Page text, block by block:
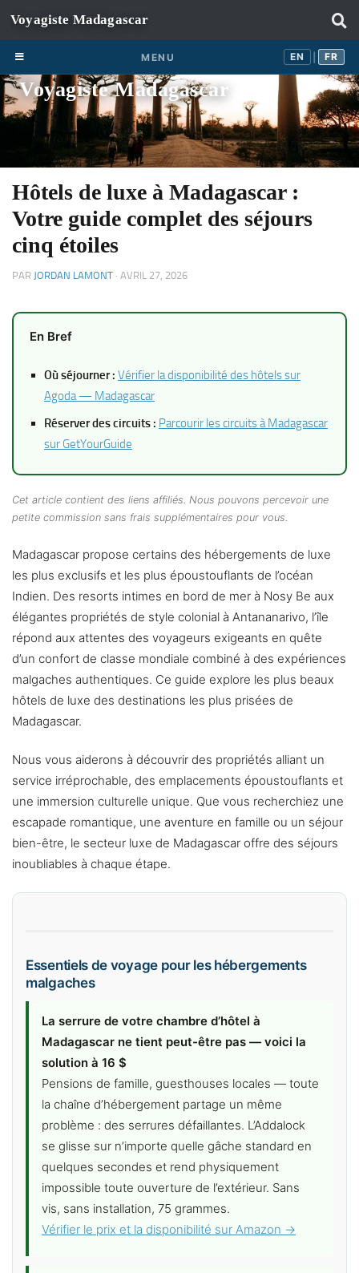
Skip to content
MENU EN FR
Voyagiste Madagascar
Hôtels de luxe à Madagascar :
Votre guide complet des séjours
cinq étoiles
PAR JORDAN LAMONT · AVRIL 27, 2026
En Bref
Où séjourner : Vérifier la disponibilité des hôtels sur
Agoda — Madagascar
Réserver des circuits : Parcourir les circuits à Madagascar
sur GetYourGuide
Cet article contient des liens affiliés. Nous pouvons percevoir une
petite commission sans frais supplémentaires pour vous.
Madagascar propose certains des hébergements de luxe
les plus exclusifs et les plus époustouflants de l’océan
Indien. Des resorts intimes en bord de mer à Nosy Be aux
élégantes propriétés de style colonial à Antananarivo, l’île
répond aux attentes des voyageurs exigeants en quête
d’un confort de classe mondiale combiné à des expériences
malgaches authentiques. Ce guide explore les plus beaux
hôtels de luxe des destinations les plus prisées de
Madagascar.
Nous vous aiderons à découvrir des propriétés alliant un
service irréprochable, des emplacements époustouflants et
une immersion culturelle unique. Que vous recherchiez une
escapade romantique, une aventure en famille ou un séjour
bien-être, le secteur luxe de Madagascar offre des séjours
inoubliables à chaque étape.
Essentiels de voyage pour les hébergements
malgaches
La serrure de votre chambre d’hôtel à
Madagascar ne tient peut-être pas — voici la
solution à 16 $
Pensions de famille, guesthouses locales — toute
la chaîne d’hébergement partage un même
problème : des serrures défaillantes. L’Addalock
se glisse sur n’importe quelle gâche standard en
quelques secondes et rend physiquement
impossible toute ouverture de l’extérieur. Sans
vis, sans installation, 75 grammes.
Vérifier le prix et la disponibilité sur Amazon →